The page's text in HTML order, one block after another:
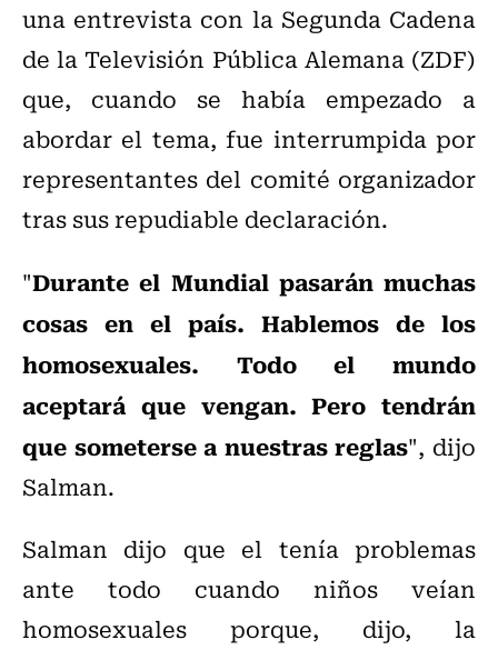
una entrevista con la Segunda Cadena
de la Televisión Pública Alemana (ZDF)
que, cuando se había empezado a
abordar el tema, fue interrumpida por
representantes del comité organizador
tras sus repudiable declaración.
"Durante el Mundial pasarán muchas
cosas en el país. Hablemos de los
homosexuales. Todo el mundo
aceptará que vengan. Pero tendrán
que someterse a nuestras reglas", dijo
Salman.
Salman dijo que el tenía problemas
ante todo cuando niños veían
homosexuales porque, dijo, la